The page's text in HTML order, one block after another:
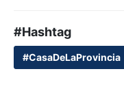
#Hashtag
#CasaDeLaProvincia